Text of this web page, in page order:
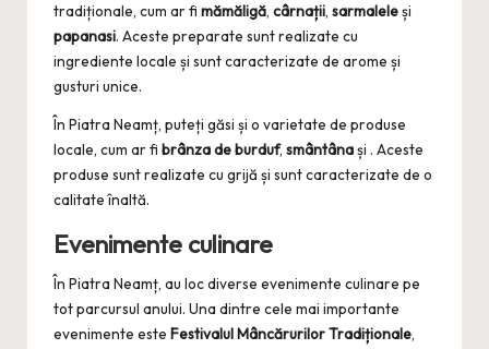
tradiționale, cum ar fi mămăligă, cârnații, sarmaleleși
papanasi. Aceste preparate sunt realizate cu
ingrediente locale și sunt caracterizate de arome și
gusturi unice.
În Piatra Neamț, puteți găsi și o varietate de produse
locale, cum ar fi brânza de burduf, smântânași . Aceste
produse sunt realizate cu grijă și sunt caracterizate de o
calitate înaltă.
Evenimente culinare
În Piatra Neamț, au loc diverse evenimente culinare pe
tot parcursul anului. Una dintre cele mai importante
evenimente este Festivalul Mâncărurilor Tradiționale,